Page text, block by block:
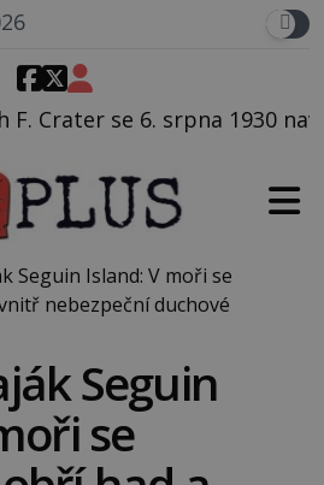
1930 navečeří ve své
Seguin Island: V moři se
nebezpeční duchové
Seguin
se